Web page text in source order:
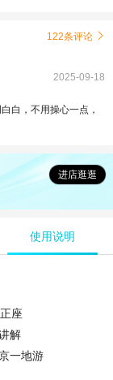
122条评论 
2025-09-18
白，不用操心一点，
进店逛逛
使用说明
座
解
一地游